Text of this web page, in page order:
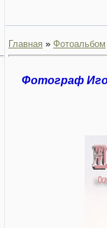
Главная » Фотоальбом
Фотограф